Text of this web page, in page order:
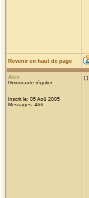
Revenir en haut de page
Alex
Grioonaute régulier
Inscrit le: 05 Aoû 2005
Messages: 466